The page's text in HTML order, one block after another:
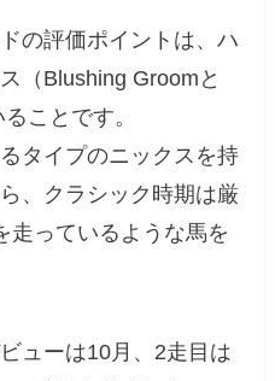
の評価ポイントは、ハ
（Blushing Groomと
ことです。
タイプのニックスを持
、クラシック時期は厳
走っているような馬を
ューは10月、2走目は